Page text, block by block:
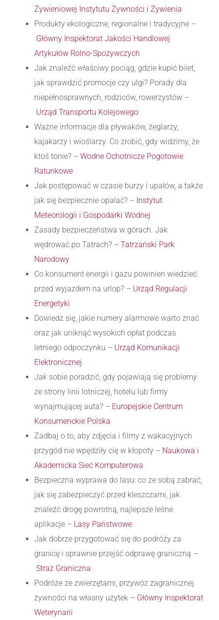
Żywieniowej Instytutu Żywności i Żywienia
Produkty ekologiczne, regionalne i tradycyjne –
Główny Inspektorat Jakości Handlowej
Artykułów Rolno-Spożywczych
Jak znaleźć właściwy pociąg, gdzie kupić bilet,
jak sprawdzić promocje czy ulgi? Porady dla
niepełnosprawnych, rodziców, rowerzystów –
Urząd Transportu Kolejowego
Ważne informacje dla pływaków, żeglarzy,
kajakarzy i wioślarzy. Co zrobić, gdy widzimy, że
ktoś tonie? – Wodne Ochotnicze Pogotowie
Ratunkowe
Jak postępować w czasie burzy i upałów, a także
jak się bezpiecznie opalać? – Instytut
Meteorologii i Gospodarki Wodnej
Zasady bezpieczeństwa w górach. Jak
wędrować po Tatrach? – Tatrzański Park
Narodowy
Co konsument energii i gazu powinien wiedzieć
przed wyjazdem na urlop? – Urząd Regulacji
Energetyki
Dowiedz się, jakie numery alarmowe warto znać
oraz jak uniknąć wysokich opłat podczas
letniego odpoczynku – Urząd Komunikacji
Elektronicznej
Jak sobie poradzić, gdy pojawiają się problemy
ze strony linii lotniczej, hotelu lub firmy
wynajmującej auta? – Europejskie Centrum
Konsumenckie Polska
Zadbaj o to, aby zdjęcia i filmy z wakacyjnych
przygód nie wpędziły cię w kłopoty – Naukowa i
Akademicka Sieć Komputerowa
Bezpieczna wyprawa do lasu: co ze sobą zabrać,
jak się zabezpieczyć przed kleszczami, jak
znaleźć drogę powrotną, najlepsze leśne
aplikacje – Lasy Państwowe
Jak dobrze przygotować się do podróży za
granicę i sprawnie przejść odprawę graniczną –
Straż Graniczna
Podróże ze zwierzętami, przywóz zagranicznej
żywności na własny użytek – Główny Inspektorat
Weterynarii